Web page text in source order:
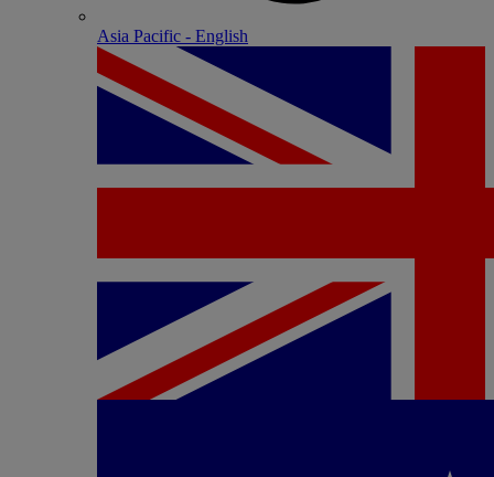
Asia Pacific - English